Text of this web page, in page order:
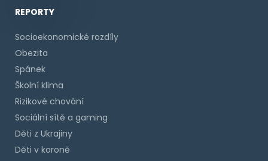
REPORTY
Socioekonomické rozdíly
Obezita
Spánek
Školní klima
Rizikové chování
Sociální sítě a gaming
Děti z Ukrajiny
Děti v koroně